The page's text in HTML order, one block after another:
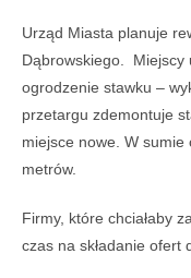
Urząd Miasta planuje
Dąbrowskiego. Miejscy
ogrodzenie stawku –
przetargu zdemontuje
miejsce nowe. W
metrów.
Firmy, które chciałaby
czas na składanie ofert